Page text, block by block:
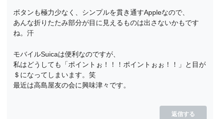
ボタンも極力少なく、シンプルを貫き通すAppleなので、
あんな折りたたみ部分が目に見えるものは出さないかもです
ね。汗
モバイルSuicaは便利なのですが、
私はどうしても「ポイントぉ！！！ポイントぉぉ！！」と目が
＄になってしまいます。笑
最近は高島屋友の会に興味津々です。
返信する